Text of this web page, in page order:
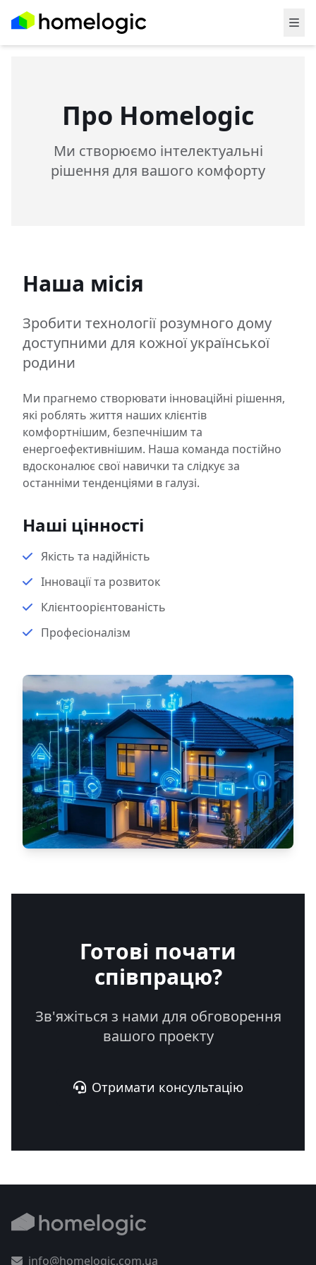
Про Homelogic
Ми створюємо інтелектуальні
рішення для вашого комфорту
Наша місія
Зробити технології розумного дому
доступними для кожної української
родини
Ми прагнемо створювати інноваційні рішення,
які роблять життя наших клієнтів
комфортнішим, безпечнішим та
енергоефективнішим. Наша команда постійно
вдосконалює свої навички та слідкує за
останніми тенденціями в галузі.
Наші цінності
Якість та надійність
Інновації та розвиток
Клієнтоорієнтованість
Професіоналізм
Готові почати
співпрацю?
Зв'яжіться з нами для обговорення
вашого проекту
Отримати консультацію
info@homelogic.com.ua